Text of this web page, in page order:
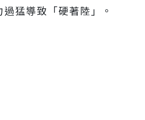
猛導致「硬著陸」。